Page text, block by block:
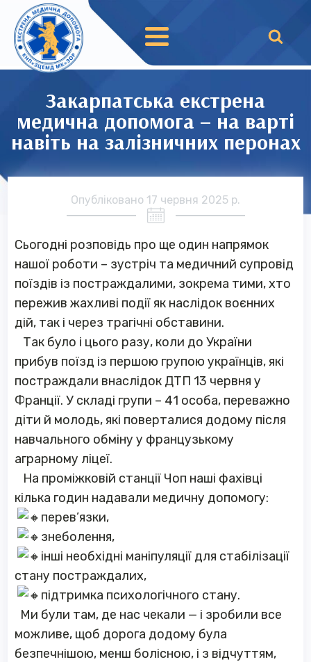
Закарпатська екстрена
медична допомога – на варті
навіть на залізничних перонах
Опубліковано 17 червня 2025 р.
Сьогодні розповідь про ще один напрямок
нашої роботи – зустріч та медичний супровід
поїздів із постраждалими, зокрема тими, хто
пережив жахливі події як наслідок воєнних
дій, так і через трагічні обставини.
Так було і цього разу, коли до України
прибув поїзд із першою групою українців, які
постраждали внаслідок ДТП 13 червня у
Франції. У складі групи – 41 особа, переважно
діти й молодь, які поверталися додому після
навчального обміну у французькому
аграрному ліцеї.
На проміжковій станції Чоп наші фахівці
кілька годин надавали медичну допомогу:
перев’язки,
знеболення,
інші необхідні маніпуляції для стабілізації
стану постраждалих,
підтримка психологічного стану.
Ми були там, де нас чекали — і зробили все
можливе, щоб дорога додому була
безпечнішою, менш болісною, і з відчуттям,